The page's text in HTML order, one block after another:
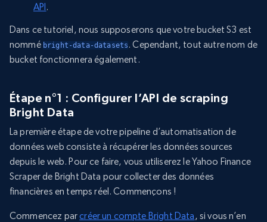
API.
Dans ce tutoriel, nous supposerons que votre bucket S3 est
nommé bright-data-datasets . Cependant, tout autre nom de
bucket fonctionnera également.
Étape n°1 : Configurer l’API de scraping
Bright Data
La première étape de votre pipeline d’automatisation de
données web consiste à récupérer les données sources
depuis le web. Pour ce faire, vous utiliserez le Yahoo Finance
Scraper de Bright Data pour collecter des données
financières en temps réel. Commençons !
Commencez parcréer un compte Bright Data , si vous n’en